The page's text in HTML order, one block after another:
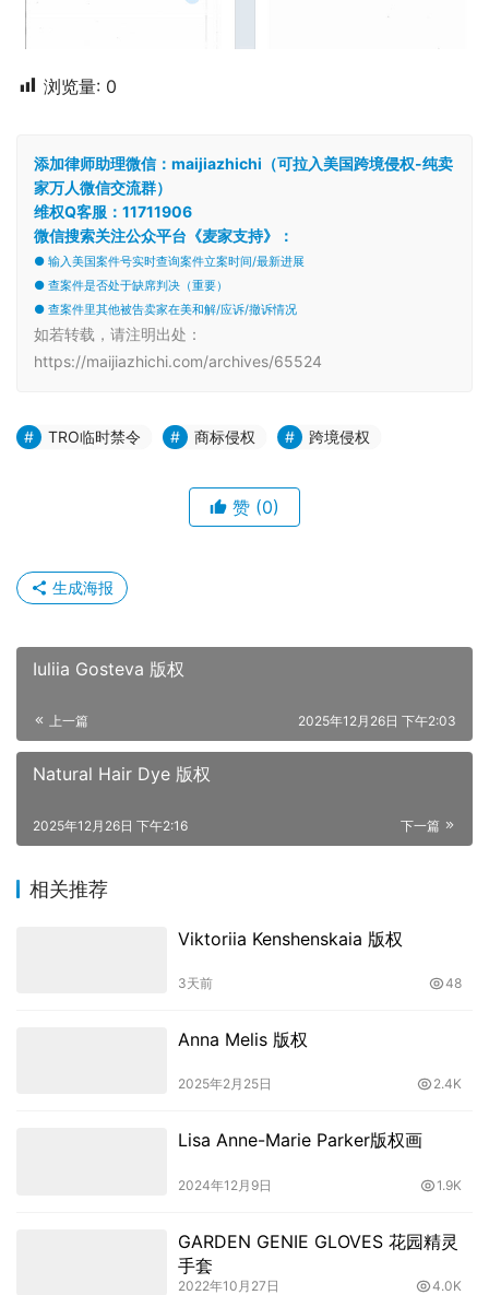
浏览量: 0
添加律师助理微信：maijiazhichi（可拉入美国跨境侵权-纯卖
家万人微信交流群）
维权Q客服：11711906
微信搜索关注公众平台《麦家支持》：
● 输入美国案件号实时查询案件立案时间/最新进展
● 查案件是否处于缺席判决（重要）
● 查案件里其他被告卖家在美和解/应诉/撤诉情况
如若转载，请注明出处：
https://maijiazhichi.com/archives/65524
TRO临时禁令 商标侵权 跨境侵权
赞 (0)
生成海报
Iuliia Gosteva 版权
上一篇 2025年12月26日 下午2:03
Natural Hair Dye 版权
下一篇
2025年12月26日 下午2:16
相关推荐
Viktoriia Kenshenskaia 版权
3天前 48
Anna Melis 版权
2025年2月25日 2.4K
Lisa Anne-Marie Parker版权画
2024年12月9日 1.9K
GARDEN GENIE GLOVES 花园精灵
手套
2022年10月27日 4.0K